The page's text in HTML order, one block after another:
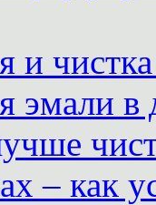
и
эмали
– как